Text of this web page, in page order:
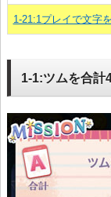
1-21:1プレイで文字
1-1:ツムを合計